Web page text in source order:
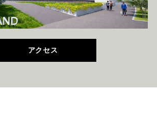
アクセス